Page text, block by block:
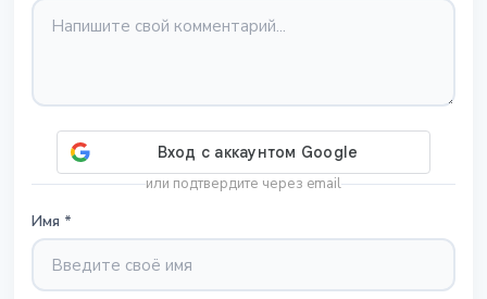
или подтвердите через email
Имя *